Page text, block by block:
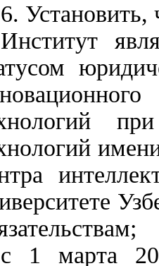
6. Установить,
Институт
с 1 марта